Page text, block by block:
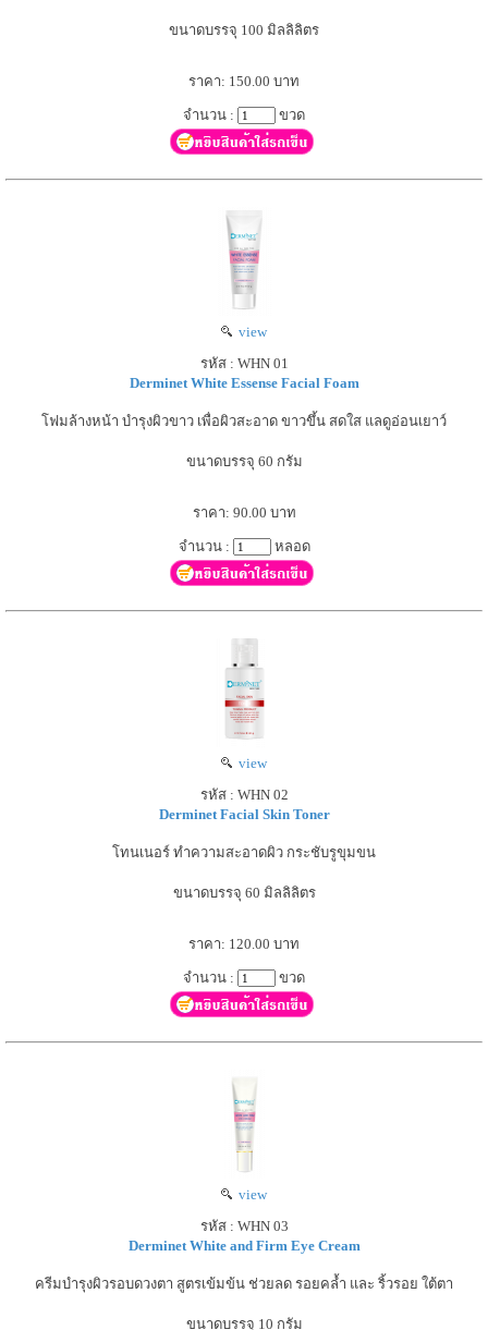
ขนาดบรรจุ 100 มิลลิลิตร
ราคา: 150.00 บาท
จำนวน : ขวด
view
รหัส : WHN 01
Derminet White Essense Facial Foam
โฟมล้างหน้า บำรุงผิวขาว เพื่อผิวสะอาด ขาวขึ้น สดใส แลดูอ่อนเยาว์
ขนาดบรรจุ 60 กรัม
ราคา: 90.00 บาท
จำนวน : หลอด
view
รหัส : WHN 02
Derminet Facial Skin Toner
โทนเนอร์ ทำความสะอาดผิว กระชับรูขุมขน
ขนาดบรรจุ 60 มิลลิลิตร
ราคา: 120.00 บาท
จำนวน : ขวด
view
รหัส : WHN 03
Derminet White and Firm Eye Cream
ครีมบำรุงผิวรอบดวงตา สูตรเข้มข้น ช่วยลด รอยคล้ำ และ ริ้วรอย ใต้ตา
ขนาดบรรจุ 10 กรัม